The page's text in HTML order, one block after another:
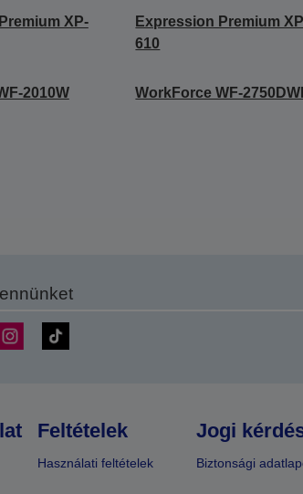
XP-
Expression Premium
610
2010W WorkForce WF-
Feltételek
Használati feltételek
Jogi
Biztonsági